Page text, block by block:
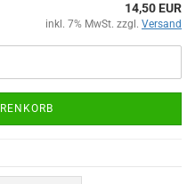
14,50 EUR
inkl. 7% MwSt. zzgl. Versand